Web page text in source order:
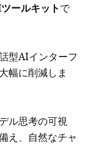
ールキットで
型AIインターフ
幅に削減しま
ル思考の可視
え、自然なチャ